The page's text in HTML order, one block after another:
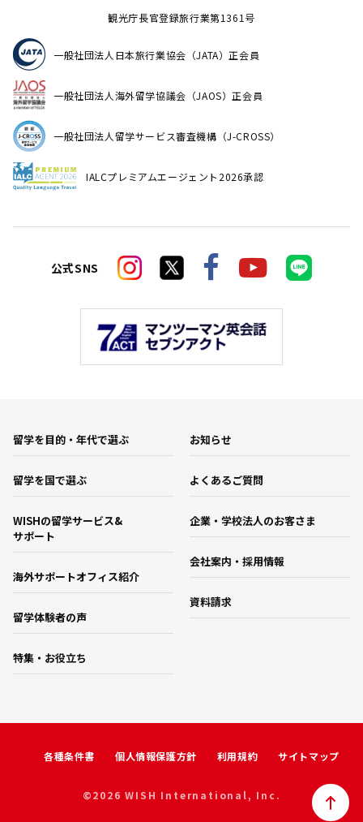
観光庁長官登録旅行業第1361号
一般社団法人日本旅行業協会（JATA）正会員
一般社団法人海外留学協議会（JAOS）正会員
一般社団法人留学サービス審査機構（J-CROSS）
IALCプレミアムエージェント2026承認
公式SNS
留学を目的・年代で選ぶ
留学を国で選ぶ
WISHの留学サービス&
サポート
海外サポートオフィス紹介
留学体験者の声
特集・お役立ち
お知らせ
よくあるご質問
企業・学校法人のお客さま
会社案内・採用情報
資料請求
各種条件書 個人情報保護方針 利用規約 サイトマップ
©2026 WISH International, Inc.